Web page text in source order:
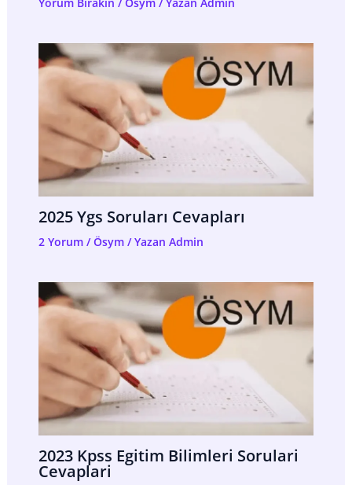
2025 Ygs Soruları Cevapları
2 Yorum /Ösym/ Yazan Admin
2023 Kpss Egitim Bilimleri Sorulari
Cevaplari